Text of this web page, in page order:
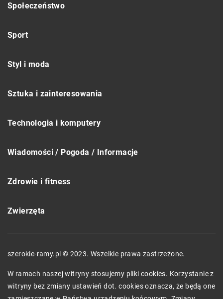
Społeczeństwo
Sport
Styl i moda
Sztuka i zainteresowania
Technologia i komputery
Wiadomości / Pogoda / Informacje
Zdrowie i fitness
Zwierzęta
szerokie-ramy.pl © 2023. Wszelkie prawa zastrzeżone.
W ramach naszej witryny stosujemy pliki cookies. Korzystanie z
witryny bez zmiany ustawień dot. cookies oznacza, że będą one